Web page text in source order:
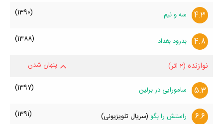
4.3 سه و نیم (1390)
4.8 بدرود بغداد (1388)
نوازنده (2 اثر) پنهان شدن
5.3 سامورایی در برلین (1397)
6.6 راستش را بگو (سریال تلویزیونی) (1391)